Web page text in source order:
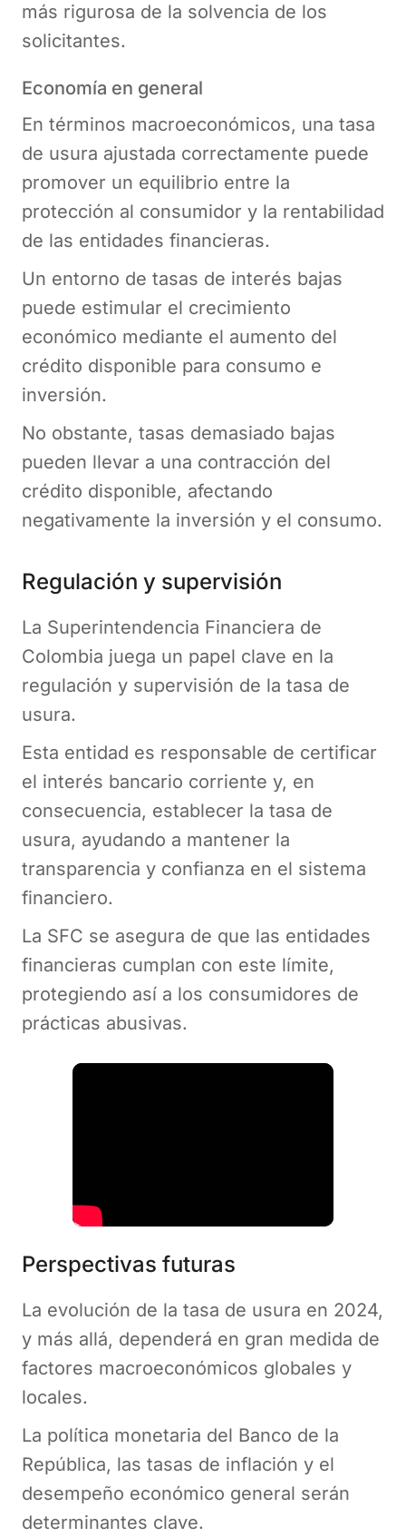
más rigurosa de la solvencia de los
solicitantes.
Economía en general
En términos macroeconómicos, una tasa
de usura ajustada correctamente puede
promover un equilibrio entre la
protección al consumidor y la rentabilidad
de las entidades financieras.
Un entorno de tasas de interés bajas
puede estimular el crecimiento
económico mediante el aumento del
crédito disponible para consumo e
inversión.
No obstante, tasas demasiado bajas
pueden llevar a una contracción del
crédito disponible, afectando
negativamente la inversión y el consumo.
Regulación y supervisión
La Superintendencia Financiera de
Colombia juega un papel clave en la
regulación y supervisión de la tasa de
usura.
Esta entidad es responsable de certificar
el interés bancario corriente y, en
consecuencia, establecer la tasa de
usura, ayudando a mantener la
transparencia y confianza en el sistema
financiero.
La SFC se asegura de que las entidades
financieras cumplan con este límite,
protegiendo así a los consumidores de
prácticas abusivas.
Perspectivas futuras
La evolución de la tasa de usura en 2024,
y más allá, dependerá en gran medida de
factores macroeconómicos globales y
locales.
La política monetaria del Banco de la
República, las tasas de inflación y el
desempeño económico general serán
determinantes clave.